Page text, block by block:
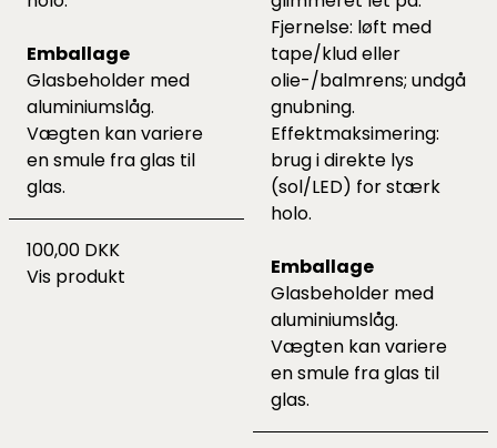
Emballage
Glasbeholder med
aluminiums­låg.
Vægten kan variere
en smule fra glas til
glas.
100,00 DKK
Vis produkt
Fjernelse: løft med
tape/klud eller
olie-/balmrens; undgå
gnubning.
Effektmaksimering:
brug i direkte lys
(sol/LED) for stærk
holo.
Emballage
Glasbeholder med
aluminiums­låg.
Vægten kan variere
en smule fra glas til
glas.